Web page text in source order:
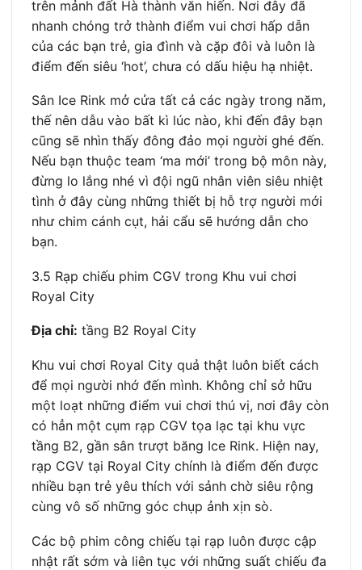
trên mảnh đất Hà thành văn hiến. Nơi đây đã
nhanh chóng trở thành điểm vui chơi hấp dẫn
của các bạn trẻ, gia đình và cặp đôi và luôn là
điểm đến siêu ‘hot’, chưa có dấu hiệu hạ nhiệt.
Sân Ice Rink mở cửa tất cả các ngày trong năm,
thế nên dẫu vào bất kì lúc nào, khi đến đây bạn
cũng sẽ nhìn thấy đông đảo mọi người ghé đến.
Nếu bạn thuộc team ‘ma mới’ trong bộ môn này,
đừng lo lắng nhé vì đội ngũ nhân viên siêu nhiệt
tình ở đây cùng những thiết bị hỗ trợ người mới
như chim cánh cụt, hải cẩu sẽ hướng dẫn cho
bạn.
3.5 Rạp chiếu phim CGV trong Khu vui chơi
Royal City
Địa chỉ: tầng B2 Royal City
Khu vui chơi Royal City quả thật luôn biết cách
để mọi người nhớ đến mình. Không chỉ sở hữu
một loạt những điểm vui chơi thú vị, nơi đây còn
có hẳn một cụm rạp CGV tọa lạc tại khu vực
tầng B2, gần sân trượt băng Ice Rink. Hiện nay,
rạp CGV tại Royal City chính là điểm đến được
nhiều bạn trẻ yêu thích với sảnh chờ siêu rộng
cùng vô số những góc chụp ảnh xịn sò.
Các bộ phim công chiếu tại rạp luôn được cập
nhật rất sớm và liên tục với những suất chiếu đa